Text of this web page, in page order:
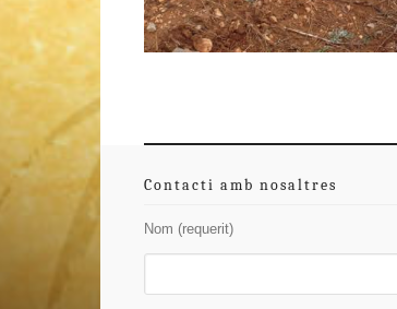
Contacti amb nosaltres
Nom (requerit)